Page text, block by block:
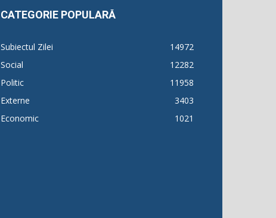
CATEGORIE POPULARĂ
Subiectul Zilei
14972
Social
12282
Politic
11958
Externe
3403
Economic
1021